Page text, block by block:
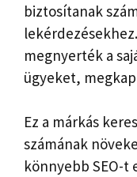
biztosítanak
megnyerték a
ügyeket,
Ez a márkás
számának
könnyebb SEO-t